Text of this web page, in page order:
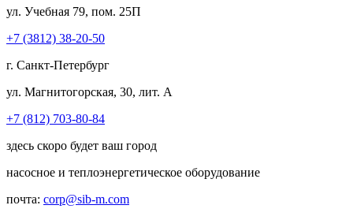
ул. Учебная 79, пом. 25П
+7 (3812) 38-20-50
г. Санкт-Петербург
ул. Магнитогорская, 30, лит. А
+7 (812) 703-80-84
здесь скоро будет ваш город
насосное и теплоэнергетическое оборудование
почта: corp@sib-m.com